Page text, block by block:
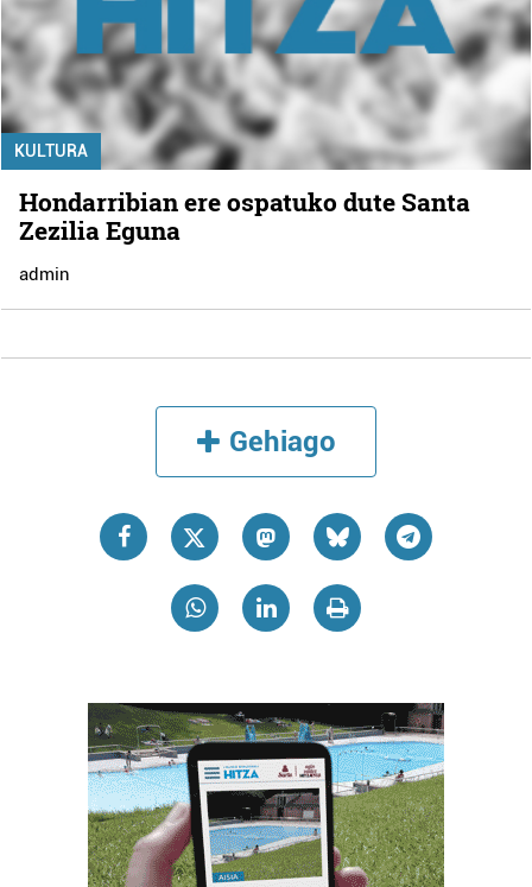
KULTURA
Hondarribian ere ospatuko dute Santa
Zezilia Eguna
admin
Gehiago